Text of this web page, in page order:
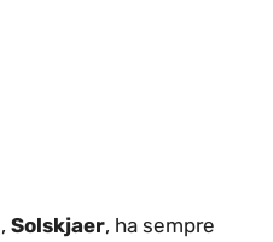
, Solskjaer, ha sempre